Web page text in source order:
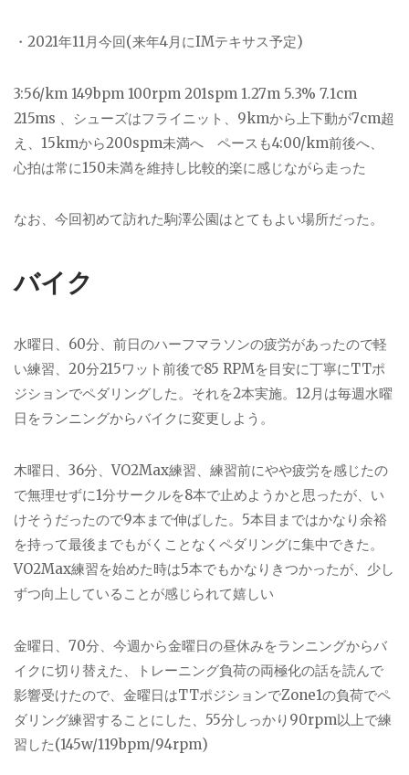
・2021年11月今回(来年4月にIMテキサス予定)
3:56/km 149bpm 100rpm 201spm 1.27m 5.3% 7.1cm
215ms 、シューズはフライニット、9kmから上下動が7cm超
え、15kmから200spm未満へ ペースも4:00/km前後へ、
心拍は常に150未満を維持し比較的楽に感じながら走った
なお、今回初めて訪れた駒澤公園はとてもよい場所だった。
バイク
水曜日、60分、前日のハーフマラソンの疲労があったので軽
い練習、20分215ワット前後で85 RPMを目安に丁寧にTTポ
ジションでペダリングした。それを2本実施。12月は毎週水曜
日をランニングからバイクに変更しよう。
木曜日、36分、VO2Max練習、練習前にやや疲労を感じたの
で無理せずに1分サークルを8本で止めようかと思ったが、い
けそうだったので9本まで伸ばした。5本目まではかなり余裕
を持って最後までもがくことなくペダリングに集中できた。
VO2Max練習を始めた時は5本でもかなりきつかったが、少し
ずつ向上していることが感じられて嬉しい
金曜日、70分、今週から金曜日の昼休みをランニングからバ
イクに切り替えた、トレーニング負荷の両極化の話を読んで
影響受けたので、金曜日はTTポジションでZone1の負荷でペ
ダリング練習することにした、55分しっかり90rpm以上で練
習した(145w/119bpm/94rpm)